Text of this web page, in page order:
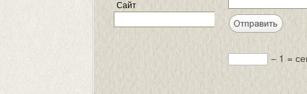
Сайт
− 1 =